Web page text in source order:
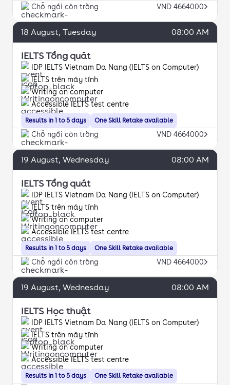
Chỗ ngồi còn trống VND 4664000
18 August, Tuesday 08:00 AM
IELTS Tổng quát
IDP IELTS Vietnam Da Nang (IELTS on Computer)
Results in 1 to 5 days
IELTS trên máy tính
Writing on computer
One Skill Retake available
Accessible IELTS test centre
Chỗ ngồi còn trống VND 4664000
19 August, Wednesday 08:00 AM
IELTS Tổng quát
IDP IELTS Vietnam Da Nang (IELTS on Computer)
Results in 1 to 5 days
IELTS trên máy tính
Writing on computer
One Skill Retake available
Accessible IELTS test centre
Chỗ ngồi còn trống VND 4664000
19 August, Wednesday 08:00 AM
IELTS Học thuật
IDP IELTS Vietnam Da Nang (IELTS on Computer)
Results in 1 to 5 days
IELTS trên máy tính
Writing on computer
One Skill Retake available
Accessible IELTS test centre